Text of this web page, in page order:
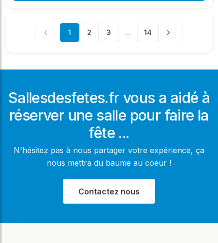
1 2 3 ... 14
Sallesdesfetes.fr vous a aidé à
réserver une salle pour faire la
fête ...
N'hésitez pas à nous partager votre expérience, ça
nous mettra du baume au coeur !
Contactez nous